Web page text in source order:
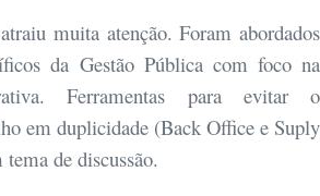
muita atenção. Foram abordados
da Gestão Pública com foco na
Ferramentas para evitar o
em duplicidade (Back Office e Suply
de discussão.